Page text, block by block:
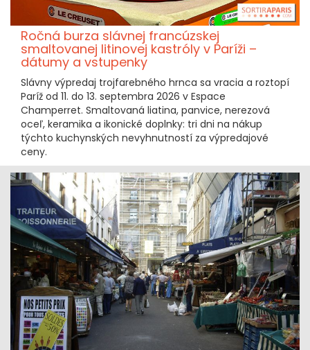
Ročná burza slávnej francúzskej
smaltovanej litinovej kastróly v Paríži –
dátumy a vstupenky
Slávny výpredaj trojfarebného hrnca sa vracia a roztopí
Paríž od 11. do 13. septembra 2026 v Espace
Champerret. Smaltovaná liatina, panvice, nerezová
oceľ, keramika a ikonické doplnky: tri dni na nákup
týchto kuchynských nevyhnutností za výpredajové
ceny.